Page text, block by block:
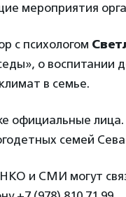
мероприятия
с психологом
о воспитании
в семье.
официальные
семей
и СМИ могут